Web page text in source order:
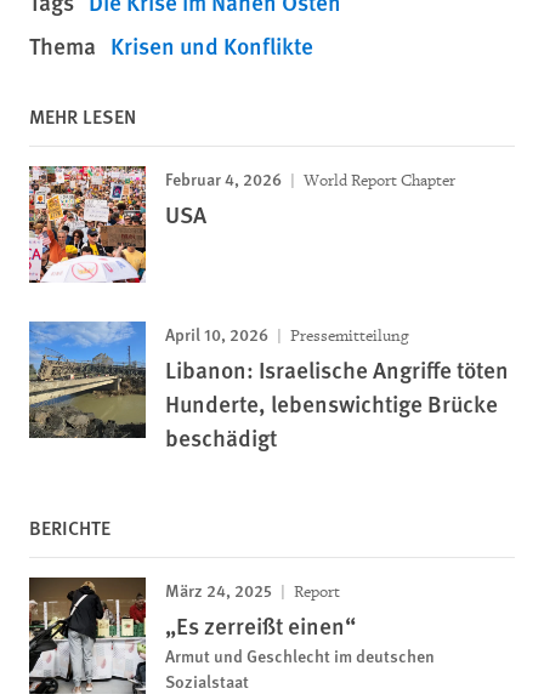
Thema Krisen und Konflikte
MEHR LESEN
Februar 4, 2026 World Report Chapter
USA
April 10, 2026 Pressemitteilung
Libanon: Israelische Angriffe töten
Hunderte, lebenswichtige Brücke
beschädigt
BERICHTE
März 24, 2025 Report
„Es zerreißt einen“
Armut und Geschlecht im deutschen
Sozialstaat